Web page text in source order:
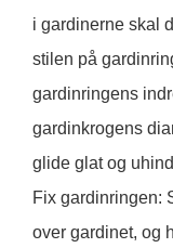
i gardinerne skal
stilen på
gardinringens
gardinkrogens
glide glat og
Fix gardinringen:
over gardinet, og